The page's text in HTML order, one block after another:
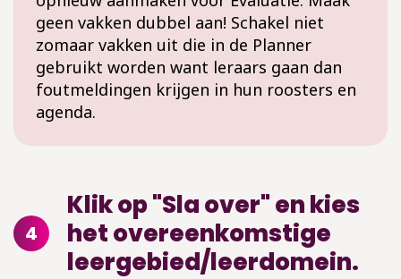
geen vakken dubbel aan! Schakel niet
zomaar vakken uit die in de Planner
gebruikt worden want leraars gaan dan
foutmeldingen krijgen in hun roosters en
agenda.
4
Klik op "Sla over" en kies
het overeenkomstige
leergebied/leerdomein.